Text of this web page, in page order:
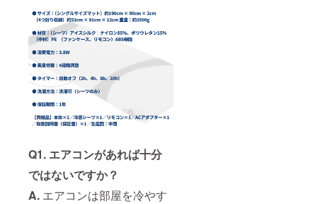
Q1. エアコンがあれば十分
ではないですか？
A. エアコンは部屋を冷やす